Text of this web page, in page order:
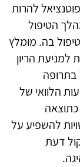
להרות
הטיפול
הטיפול בה. מומלץ
הריון
הלוואי של
כתוצאה
להשפיע על
דעת